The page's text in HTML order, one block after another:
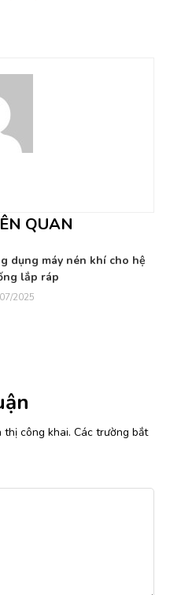
QUAN
dụng máy nén khí cho hệ
lắp ráp
2025
thị công khai. Các trường bắt